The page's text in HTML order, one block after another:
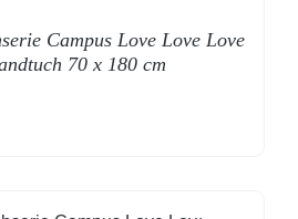
Campus Love Love Love
70 x 180 cm